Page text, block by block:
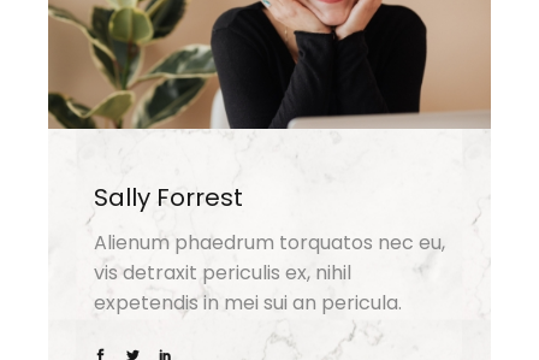
Sally Forrest
Alienum phaedrum torquatos nec eu,
vis detraxit periculis ex, nihil
expetendis in mei sui an pericula.